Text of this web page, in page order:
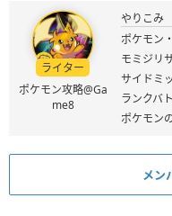
ライター
ポケモン攻略@Ga
me8
やりこみ
ポケモン
モミジリ
サイドミ
ランクバ
ポケモン
メン